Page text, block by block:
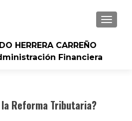
HERRERA CARREÑO
Financiera
Reforma Tributaria?